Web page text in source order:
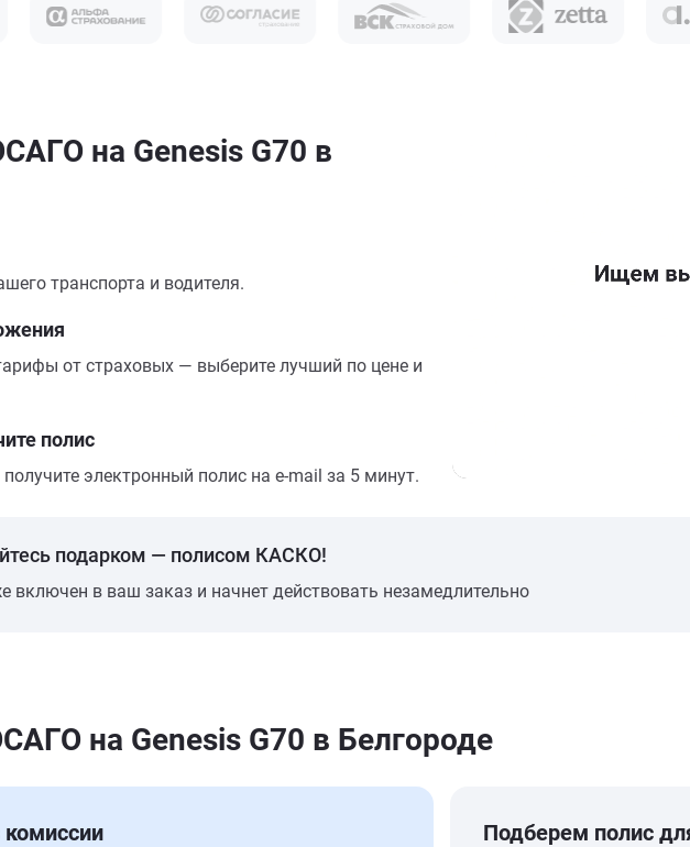
на Genesis G70 в
транспорта и водителя.
от страховых — выберите лучший по цене и
полис
электронный полис на e-mail за 5 минут.
подарком — полисом КАСКО!
включен в ваш заказ и начнет действовать незамедлительно
на Genesis G70 в Белгороде
Подберем полис